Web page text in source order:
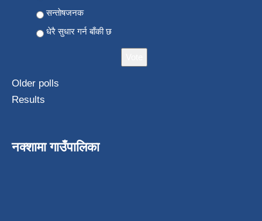
सन्ताेषजनक
धेरै सुधार गर्न बाँकी छ
Older polls
Results
नक्शामा गाउँपालिका